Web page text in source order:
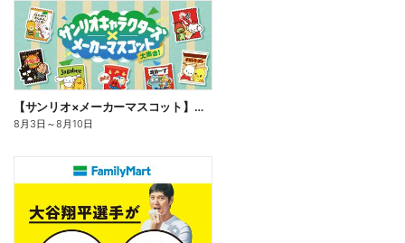
【サンリオ×メーカーマスコット】オリジナルグッズ貰える!
8月3日 ～8月10日